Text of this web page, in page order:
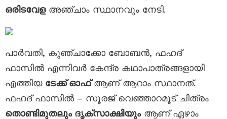
ഒരിടവേളഅഞ്ചാം സ്ഥാനവും നേടി.
പാര്‍വതി, കുഞ്ചാക്കോ ബോബൻ, ഫഹദ്
ഫാസിൽ എന്നിവർ കേന്ദ്ര കഥാപാത്രങ്ങളായി
എത്തിയ ടേക്ക് ഓഫ്ആണ് ആറാം സ്ഥാനത്.
ഫഹദ് ഫാസിൽ – സൂരജ് വെഞ്ഞാറമൂട് ചിത്രം
തൊണ്ടിമുതലും ദൃക്‌സാക്ഷിയുംആണ് ഏഴാം